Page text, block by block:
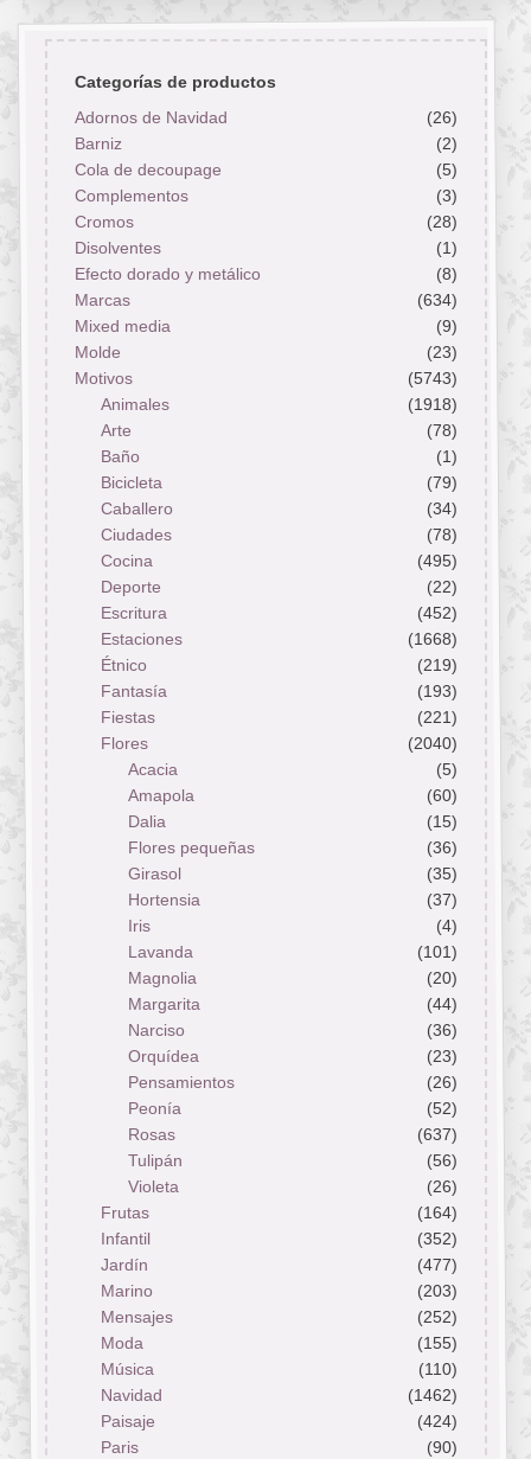
Categorías de productos
Adornos de Navidad
(26)
Barniz
(2)
Cola de decoupage
(5)
Complementos
(3)
Cromos
(28)
Disolventes
(1)
Efecto dorado y metálico
(8)
Marcas
(634)
Mixed media
(9)
Molde
(23)
Motivos
(5743)
Animales
(1918)
Arte
(78)
Baño
(1)
Bicicleta
(79)
Caballero
(34)
Ciudades
(78)
Cocina
(495)
Deporte
(22)
Escritura
(452)
Estaciones
(1668)
Étnico
(219)
Fantasía
(193)
Fiestas
(221)
Flores
(2040)
Acacia
(5)
Amapola
(60)
Dalia
(15)
Flores pequeñas
(36)
Girasol
(35)
Hortensia
(37)
Iris
(4)
Lavanda
(101)
Magnolia
(20)
Margarita
(44)
Narciso
(36)
Orquídea
(23)
Pensamientos
(26)
Peonía
(52)
Rosas
(637)
Tulipán
(56)
Violeta
(26)
Frutas
(164)
Infantil
(352)
Jardín
(477)
Marino
(203)
Mensajes
(252)
Moda
(155)
Música
(110)
Navidad
(1462)
Paisaje
(424)
Paris
(90)